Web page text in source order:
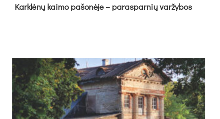
Kark­lė­nų kai­mo pa­šo­nė­je – pa­ras­par­nių var­žy­bos